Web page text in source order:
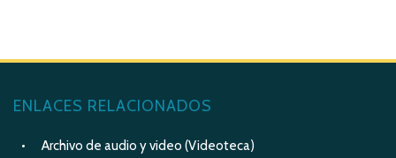
ENLACES RELACIONADOS
Archivo de audio y video (Videoteca)